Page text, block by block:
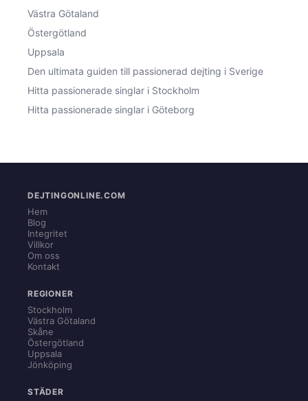
Västra Götaland
Östergötland
Uppsala
Den ultimata guiden till passionerad dejting i Sverige
Hitta passionerade singlar i Stockholm
Hitta passionerade singlar i Göteborg
DEJTINGONLINE.COM
Hem
Blog
Integritet
Villkor
Om oss
Kontakt
REGIONER
Stockholm
Västra Götaland
Skåne
Östergötland
Uppsala
Jönköping
STÄDER